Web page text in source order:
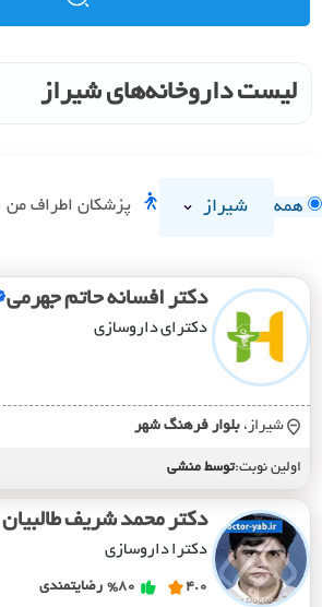
لیست داروخانه‌های شیراز
همه شیراز پزشکان اطراف من
دکتر افسانه حاتم جهرمی
دکترای داروسازی
شیراز، بلوار فرهنگ شهر
اولین نوبت:توسط منشی
دکتر محمد شریف طالبیان
دکترا داروسازی
4.0
%80 رضایتمندی